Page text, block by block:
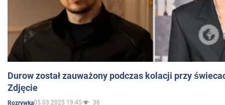
Durow został zauważony podczas kolacji przy
Zdjęcie
Rozrywka05.03.2025 19:45 36